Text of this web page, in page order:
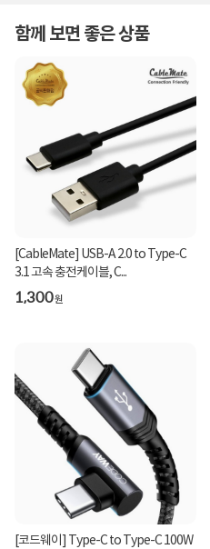
함께 보면 좋은 상품
[CableMate] USB-A 2.0 to Type-C
3.1 고속 충전케이블, C...
1,300원
[코드웨이] Type-C to Type-C 100W